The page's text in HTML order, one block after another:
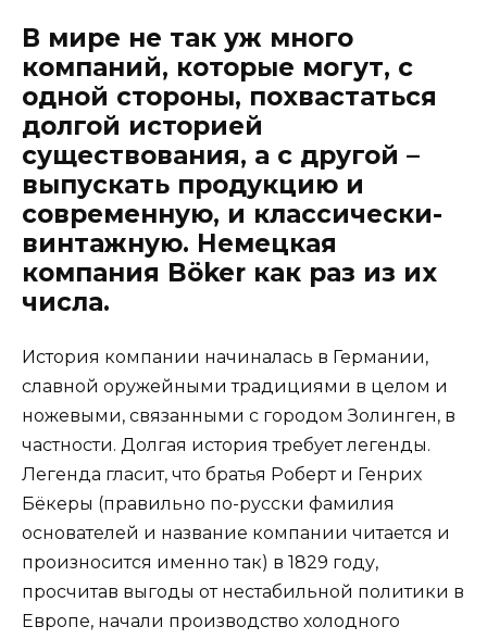
В мире не так уж много
компаний, которые могут, с
одной стороны, похвастаться
долгой историей
существования, а с другой –
выпускать продукцию и
современную, и классически-
винтажную. Немецкая
компания Böker как раз из их
числа.
История компании начиналась в Германии,
славной оружейными традициями в целом и
ножевыми, связанными с городом Золинген, в
частности. Долгая история требует легенды.
Легенда гласит, что братья Роберт и Генрих
Бёкеры (правильно по-русски фамилия
основателей и название компании читается и
произносится именно так) в 1829 году,
просчитав выгоды от нестабильной политики в
Европе, начали производство холодного